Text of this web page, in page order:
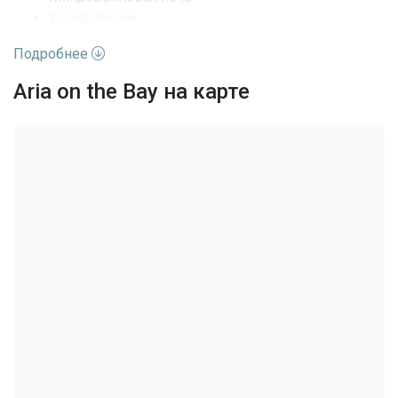
Ежемесячно
Удобства комплекса
Подробнее
Aria on the Bay на карте